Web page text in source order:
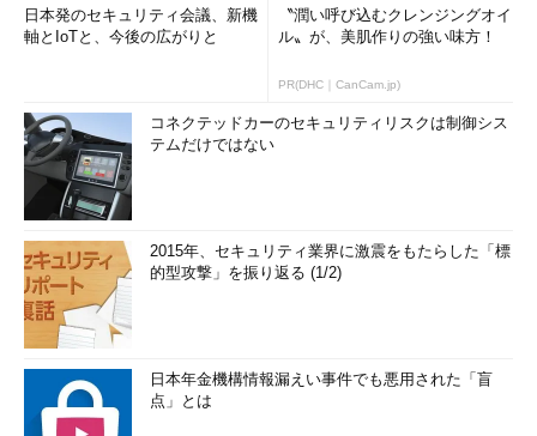
日本発のセキュリティ会議、新機
軸とIoTと、今後の広がりと
〝潤い呼び込むクレンジングオイ
ル〟が、美肌作りの強い味方！
PR(DHC｜CanCam.jp)
コネクテッドカーのセキュリティリスクは制御シス
テムだけではない
2015年、セキュリティ業界に激震をもたらした「標
的型攻撃」を振り返る (1/2)
日本年金機構情報漏えい事件でも悪用された「盲
点」とは